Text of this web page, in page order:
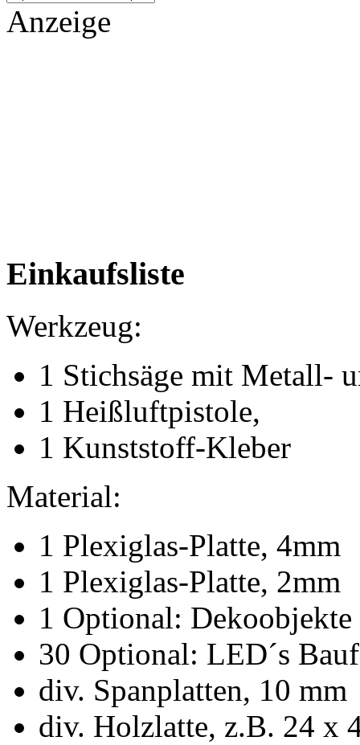
Anzeige
Einkaufsliste
Werkzeug:
1 Stichsäge mit Metall-
1 Heißluftpistole,
1 Kunststoff-Kleber
Material:
1 Plexiglas-Platte, 4mm
1 Plexiglas-Platte, 2mm
1 Optional: Dekoobjekte
30 Optional: LED´s
div. Spanplatten, 10 mm
div. Holzlatte, z.B. 24 x